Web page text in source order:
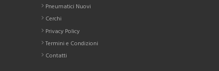
Pneumatici Nuovi
Cerchi
Privacy Policy
Termini e Condizioni
Contatti